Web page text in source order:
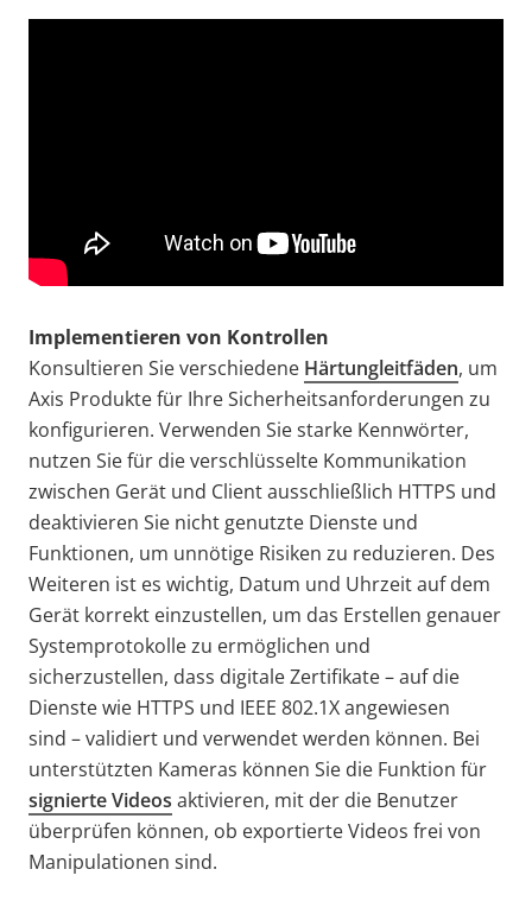
Implementieren von Kontrollen
Konsultieren Sie verschiedene Härtungleitfäden, um
Axis Produkte für Ihre Sicherheitsanforderungen zu
konfigurieren. Verwenden Sie starke Kennwörter,
nutzen Sie für die verschlüsselte Kommunikation
zwischen Gerät und Client ausschließlich HTTPS und
deaktivieren Sie nicht genutzte Dienste und
Funktionen, um unnötige Risiken zu reduzieren. Des
Weiteren ist es wichtig, Datum und Uhrzeit auf dem
Gerät korrekt einzustellen, um das Erstellen genauer
Systemprotokolle zu ermöglichen und
sicherzustellen, dass digitale Zertifikate – auf die
Dienste wie HTTPS und IEEE 802.1X angewiesen
sind – validiert und verwendet werden können. Bei
unterstützten Kameras können Sie die Funktion für
signierte Videos aktivieren, mit der die Benutzer
überprüfen können, ob exportierte Videos frei von
Manipulationen sind.